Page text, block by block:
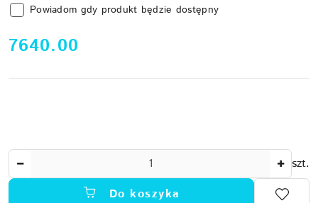
Powiadom gdy produkt będzie dostępny
cena:
7640.00
szt.
Do koszyka